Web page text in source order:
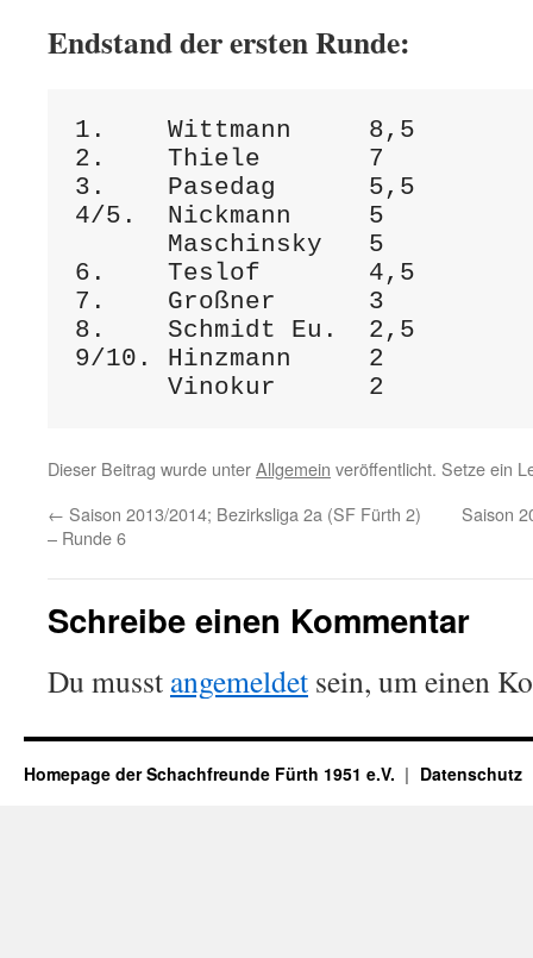
Endstand der ersten Runde:
1.    Wittmann     8,5
2.    Thiele       7
3.    Pasedag      5,5
4/5.  Nickmann     5
      Maschinsky   5
6.    Teslof       4,5
7.    Großner      3
8.    Schmidt Eu.  2,5
9/10. Hinzmann     2
Dieser Beitrag wurde unterAllgemein veröffentlicht. Setze ein
← Saison 2013/2014; Bezirksliga 2a (SF Fürth 2)
– Runde 6
Saison
Schreibe einen Kommentar
Du musst angemeldet sein, um einen
Homepage der Schachfreunde Fürth 1951 e.V. Datenschutz